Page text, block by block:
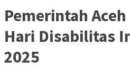
Pemerintah
Hari Disabilitas
2025